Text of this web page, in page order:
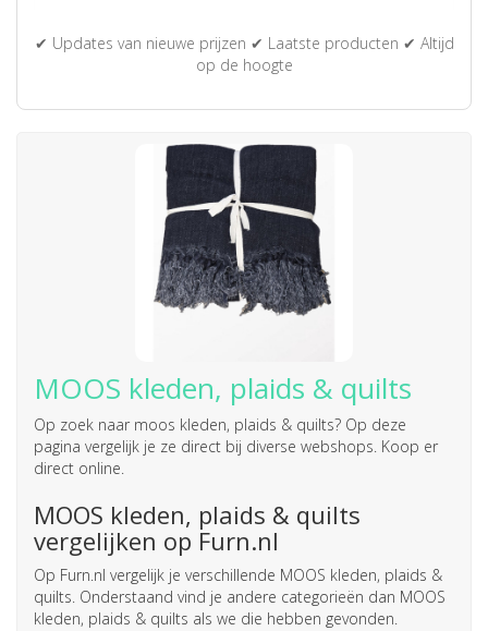
✔ Updates van nieuwe prijzen ✔ Laatste producten ✔ Altijd
op de hoogte
MOOS kleden, plaids & quilts
Op zoek naar moos kleden, plaids & quilts? Op deze
pagina vergelijk je ze direct bij diverse webshops. Koop er
direct online.
MOOS kleden, plaids & quilts
vergelijken op Furn.nl
Op Furn.nl vergelijk je verschillende MOOS kleden, plaids &
quilts. Onderstaand vind je andere categorieën dan MOOS
kleden, plaids & quilts als we die hebben gevonden.